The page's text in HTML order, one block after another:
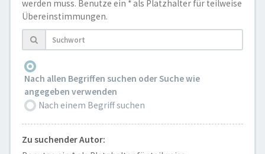
werden muss. Benutze ein * als Platzhalter für teilweise
Übereinstimmungen.
Nach allen Begriffen suchen oder Suche wie
angegeben verwenden
Nach einem Begriff suchen
Zu suchender Autor: